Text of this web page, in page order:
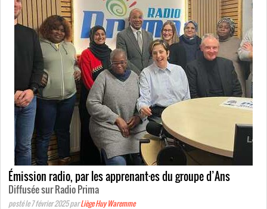
Émission radio, par les apprenant·es du groupe d’Ans
Diffusée sur Radio Prima
posté le 7 février 2025parLiège Huy Waremme